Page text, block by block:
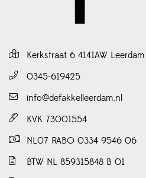
Kerkstraat 6 4141AW Leerdam
0345-619425
info@defakkelleerdam.nl
KVK 73001554
NL07 RABO 0334 9546 06
BTW NL 859315848 B 01